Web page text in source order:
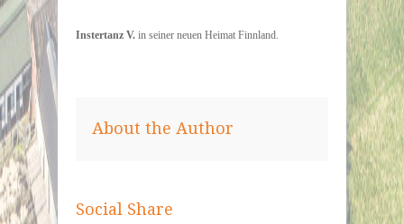
Instertanz V. in seiner neuen Heimat Finnland.
About the Author
Social Share